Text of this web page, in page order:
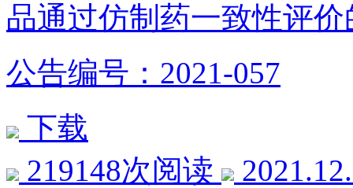
品通过仿制药一致性评价
公告编号：2021-057
下载
219148次阅读